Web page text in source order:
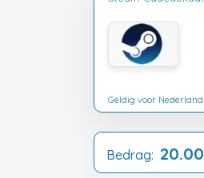
Geldig voor Nederland
Bedrag: 20.00